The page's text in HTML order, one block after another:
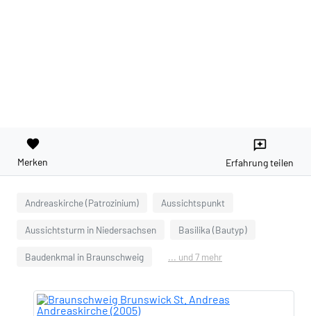
favorite
Merken
reviews
Erfahrung teilen
Andreaskirche (Patrozinium) Aussichtspunkt
Aussichtsturm in Niedersachsen Basilika (Bautyp)
Baudenkmal in Braunschweig ... und 7 mehr